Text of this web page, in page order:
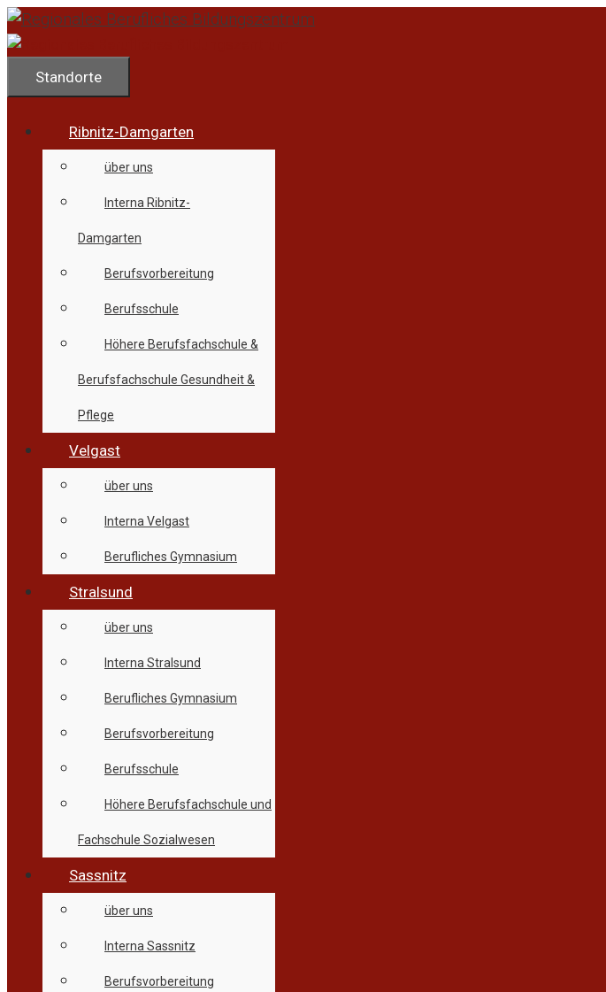
Zum
Inhalt
springenStandorte
Ribnitz-Damgarten
über uns
Interna Ribnitz-
Damgarten
Berufsvorbereitung
Berufsschule
Höhere Berufsfachschule &
Berufsfachschule Gesundheit &
Pflege
Velgast
über uns
Interna Velgast
Berufliches Gymnasium
Stralsund
über uns
Interna Stralsund
Berufliches Gymnasium
Berufsvorbereitung
Berufsschule
Höhere Berufsfachschule und
Fachschule Sozialwesen
Sassnitz
über uns
Interna Sassnitz
Berufsvorbereitung